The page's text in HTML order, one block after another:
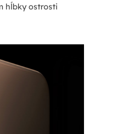
hĺbky ostrosti